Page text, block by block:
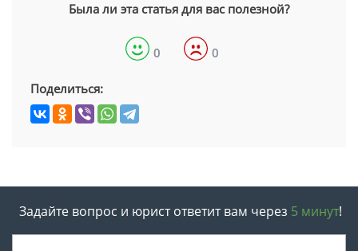
Была ли эта статья для вас полезной?
0 0
Поделиться:
Задайте вопрос и юрист ответит вам через 5 минут!